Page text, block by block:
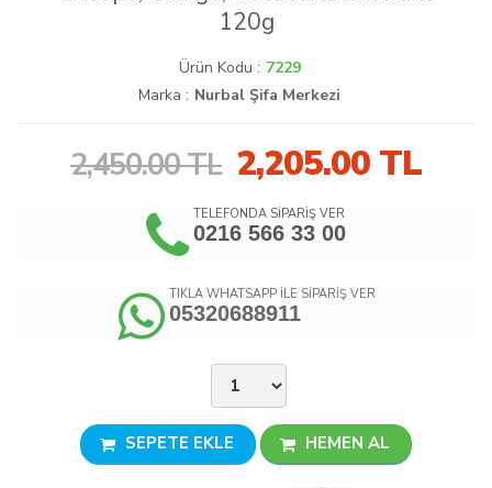
120g
Ürün Kodu : 7229
Marka : Nurbal Şifa Merkezi
2,450.00 TL 2,205.00 TL
TELEFONDA SİPARİŞ VER
0216 566 33 00
TIKLA WHATSAPP İLE SİPARİŞ VER
05320688911
SEPETE EKLE HEMEN AL